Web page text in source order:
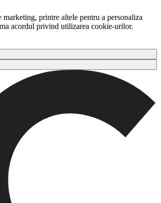
printre altele pentru a personaliza
acordul privind utilizarea cookie-urilor.